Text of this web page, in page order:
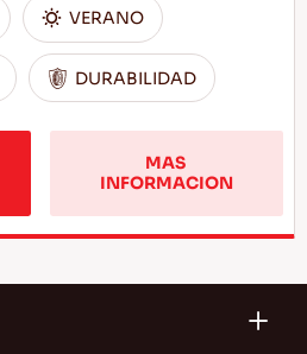
VERANO
DURABILIDAD
MAS
INFORMACION